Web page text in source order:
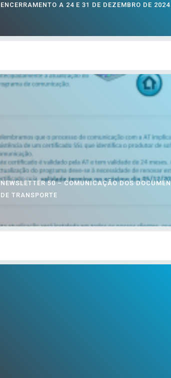
ENCERRAMENTO A 24 E 31 DE DEZEMBRO DE 2024
NEWSLETTER 50 – COMUNICAÇÃO DOS
DE TRANSPORTE